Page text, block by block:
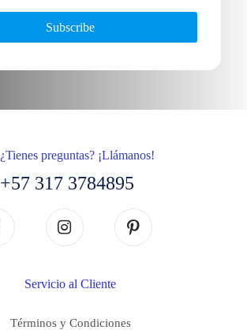
¿Tienes preguntas? ¡Llámanos!
+57 317 3784895
Servicio al Cliente
Términos y Condiciones